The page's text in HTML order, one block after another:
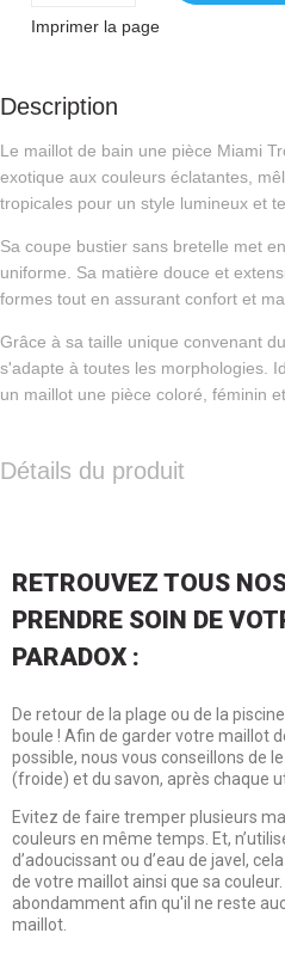
Imprimer la page
Description
Le maillot de bain une pièce Miami
exotique aux couleurs éclatantes,
tropicales pour un style lumineux et
Sa coupe bustier sans bretelle met
uniforme. Sa matière douce et
formes tout en assurant confort et
Grâce à sa taille unique convenant
s'adapte à toutes les morphologies.
un maillot une pièce coloré, féminin
Détails du produit
RETROUVEZ TOUS
PRENDRE SOIN DE
PARADOX :
De retour de la plage ou de la
boule ! Afin de garder votre maillot
possible, nous vous conseillons de
(froide) et du savon, après chaque
Evitez de faire tremper plusieurs
couleurs en même temps. Et,
d’adoucissant ou d’eau de javel,
de votre maillot ainsi que sa
abondamment afin qu'il ne reste
maillot.